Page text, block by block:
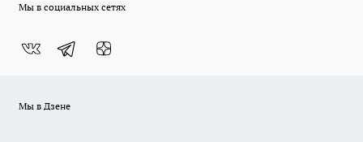
Мы в социальных сетях
Мы в Дзене